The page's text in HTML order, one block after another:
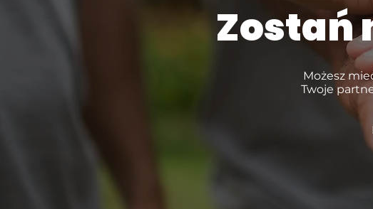
Zostań
Możesz
Twoje